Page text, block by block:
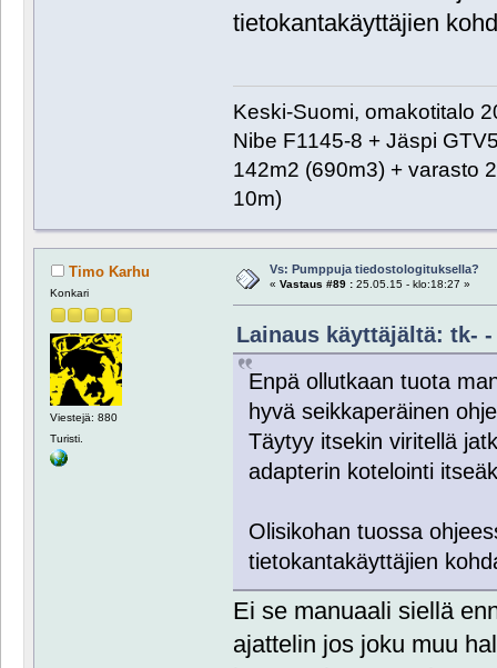
tietokantakäyttäjien
Keski-Suomi, omakotitalo
Nibe F1145-8 + Jäspi
142m2 (690m3) + varasto
10m)
Timo Karhu
Konkari
Viestejä: 880
Turisti.
Vs: Pumppuja tiedostologituksella?
« Vastaus #89 :25.05.15 - klo:18:27 »
Lainaus käyttäjältä: tk- -
Enpä ollutkaan tuota
hyvä seikkaperäinen
Täytyy itsekin viritellä
adapterin kotelointi
Olisikohan tuossa
tietokantakäyttäjien
Ei se manuaali siellä
ajattelin jos joku muu